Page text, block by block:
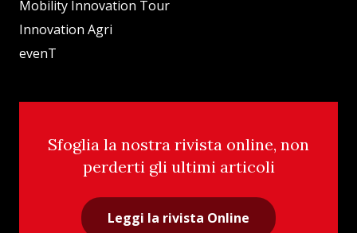
Mobility Innovation Tour
Innovation Agri
evenT
Sfoglia la nostra rivista online, non
perderti gli ultimi articoli
Leggi la rivista Online